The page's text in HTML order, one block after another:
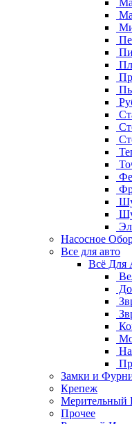
Насосное
Все для авто
Всё Для
Замки и
Крепеж
Мерительный
Прочее